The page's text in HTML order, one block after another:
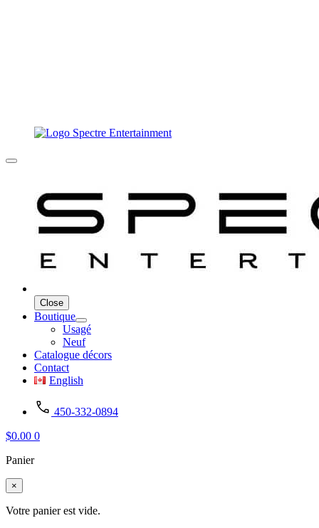
Close
Boutique
Usagé
Neuf
Catalogue décors
Contact
English
450-332-0894
$0.00 0
Panier
×
Votre panier est vide.